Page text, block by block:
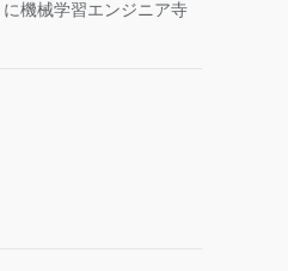
機械学習エンジニア寺